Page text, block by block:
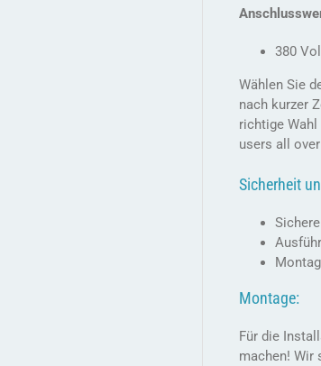
380
Wählen Sie
nach kurzer
richtige
users all
Sicherheit
Montage:
Für die
machen! Wir